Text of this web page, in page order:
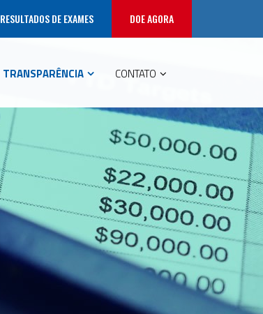
RESULTADOS DE EXAMES DOE AGORA
TRANSPARÊNCIA CONTATO